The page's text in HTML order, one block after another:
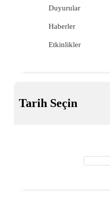
Duyurular
Haberler
Etkinlikler
Tarih Seçin